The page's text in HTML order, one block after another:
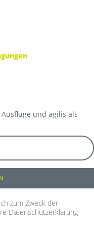
und agilis als
zum Zweck der
Datenschutzerklärung